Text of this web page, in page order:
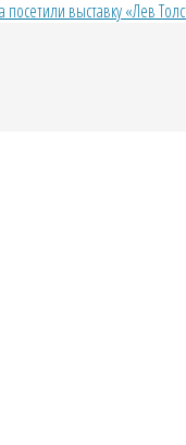
посетили выставку «Лев